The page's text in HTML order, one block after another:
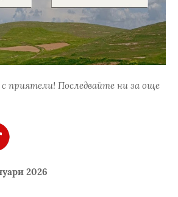
приятели! Последвайте ни за още
2026